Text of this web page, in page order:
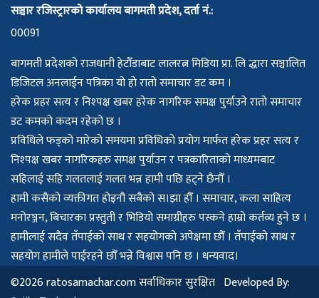
सञ्चार रजिस्ट्रारको कार्यालय बागमती प्रदेश, दर्ता नं.:
00091
बागमती प्रदेशको राजधानी हेटौँडाबाट लालरत्न मिडिया प्रा. लि द्धारा सञ्चालित
डिजिटल अनलाईन पत्रिका यो हो रातो समाचार डट कम ।
हरेक प्रहर सत्य र निश्पक्ष खबर हरेक नागरिक समक्ष पुर्याउने रातो समाचार
डट कमको कदम रहेको छ ।
प्रविधिले फड्को मारेको समयमा प्रविधिको प्रयोग मार्फत हरेक प्रहर सत्य र
निश्पक्ष खबर नागरिकहरु समक्ष पुर्याउन र पत्रकारिताको माध्यमबाट
सहिलाई सहि गलतलाई गलत भन्न हामी पछि हट्ने छैनौँ ।
हामी कसैको व्यक्तीगत होइनौ सबैको स।झा हौँ । समाचार, कला साहित्य
मनोरञ्जन, बिचारका प्रस्तुती र भिडियो समाग्रीहरु पस्कने हाम्रो कर्तव्य हुने छ ।
हामीलाई सदैव तँपाईको साथ र सहयोगको अपेक्षमा छौँ । तँपाईको साथ र
सहयोग हामीले पाईरहने छौँ भन्ने विश्वास पनि छ । धन्यवाद।
©2026 ratosamachar.com सर्वाधिकार सुरक्षित Developed By: